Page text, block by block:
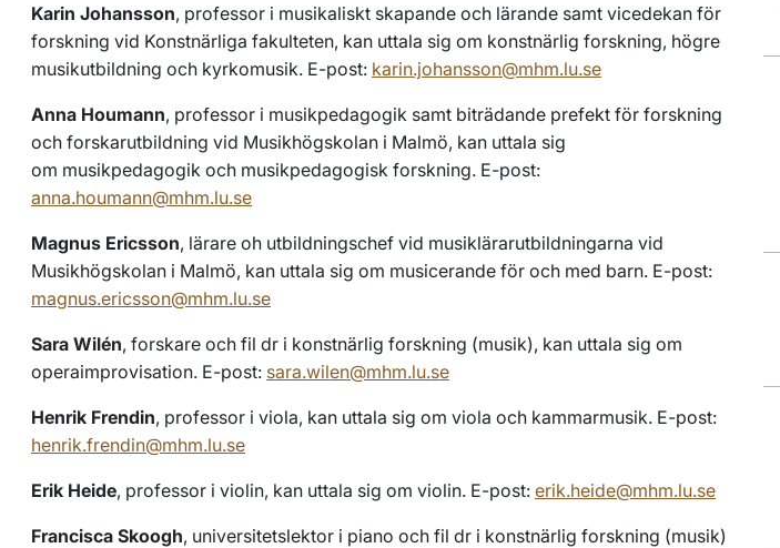
Karin Johansson, professor i musikaliskt skapande och lärande samt vicedekan för
forskning vid Konstnärliga fakulteten, kan uttala sig om konstnärlig forskning, högre
musikutbildning och kyrkomusik. E-post: karin.johansson@mhm.lu.se
Anna Houmann, professor i musikpedagogik samt biträdande prefekt för forskning
och forskarutbildning vid Musikhögskolan i Malmö, kan uttala sig
om musikpedagogik och musikpedagogisk forskning. E-post:
anna.houmann@mhm.lu.se
Magnus Ericsson, lärare oh utbildningschef vid musiklärarutbildningarna vid
Musikhögskolan i Malmö, kan uttala sig om musicerande för och med barn. E-post:
magnus.ericsson@mhm.lu.se
Sara Wilén, forskare och fil dr i konstnärlig forskning (musik), kan uttala sig om
operaimprovisation. E-post: sara.wilen@mhm.lu.se
Henrik Frendin, professor i viola, kan uttala sig om viola och kammarmusik. E-post:
henrik.frendin@mhm.lu.se
Erik Heide, professor i violin, kan uttala sig om violin. E-post: erik.heide@mhm.lu.se
Francisca Skoogh, universitetslektor i piano och fil dr i konstnärlig forskning (musik)